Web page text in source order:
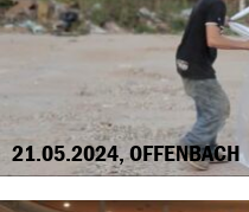
21.05.2024, OFFENBACH